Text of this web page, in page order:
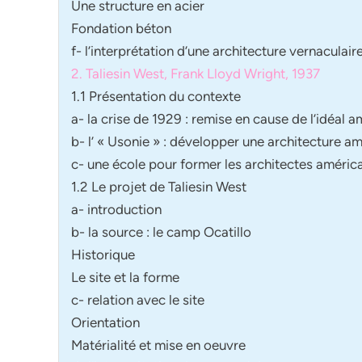
Une structure en acier
Fondation béton
f- l’interprétation d’une architecture
2. Taliesin West, Frank Lloyd Wright, 1937
1.1 Présentation du contexte
a- la crise de 1929 : remise en cause de l’idéal
b- l’ « Usonie » : développer une architecture
c- une école pour former les architectes
1.2 Le projet de Taliesin West
a- introduction
b- la source : le camp Ocatillo
Historique
Le site et la forme
c- relation avec le site
Orientation
Matérialité et mise en oeuvre